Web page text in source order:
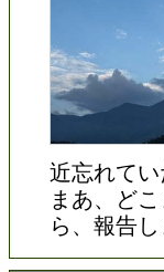
近忘れてい
まあ、ど
ら、報告し